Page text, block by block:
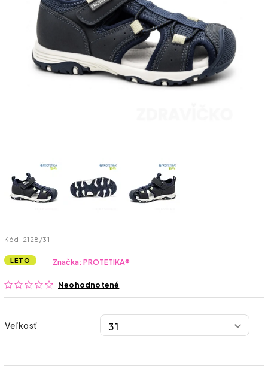
Kód: 2128/31
LETO
Neohodnotené
Značka:PROTETIKA®
Veľkosť